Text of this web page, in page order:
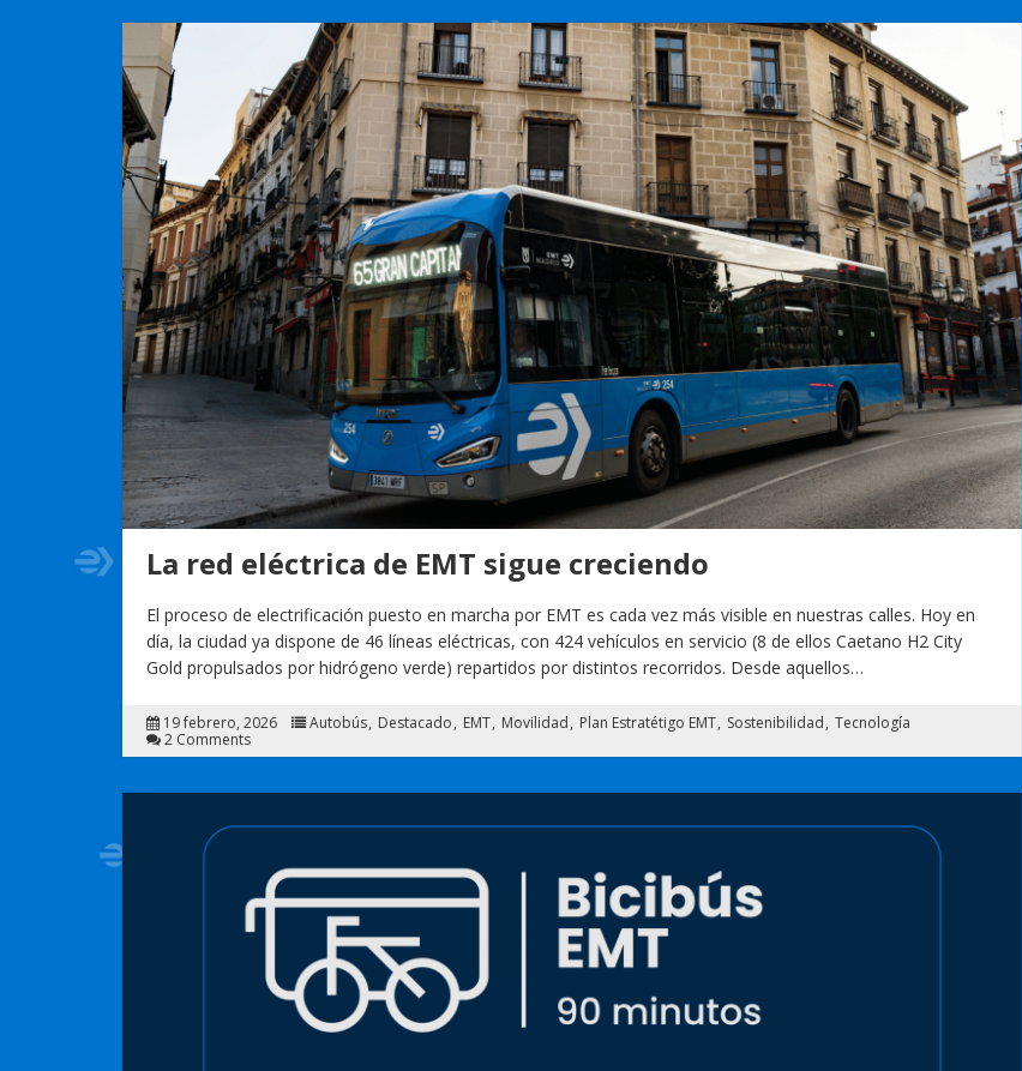
La red eléctrica de EMT sigue creciendo
El proceso de electrificación puesto en marcha por EMT es cada vez más visible en nuestras calles. Hoy en
día, la ciudad ya dispone de 46 líneas eléctricas, con 424 vehículos en servicio (8 de ellos Caetano H2 City
Gold propulsados por hidrógeno verde) repartidos por distintos recorridos. Desde aquellos…
19 febrero, 2026 Autobús Destacado EMT Movilidad Plan Estratétigo EMT Sostenibilidad Tecnología
2 Comments